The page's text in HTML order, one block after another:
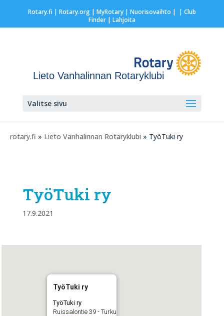
Rotary.fi | Rotary.org| MyRotary | Nuorisovaihto | | Club
Finder| Lahjoita
Lieto Vanhalinnan Rotaryklubi
Valitse sivu
rotary.fi » Lieto Vanhalinnan Rotaryklubi » TyöTuki ry
TyöTuki ry
17.9.2021
TyöTuki ry
TyöTuki ry
Ruissalontie 39 - Turku